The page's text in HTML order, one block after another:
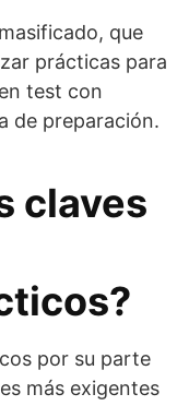
que
prácticas para
test con
de preparación.
claves
por su parte
más exigentes